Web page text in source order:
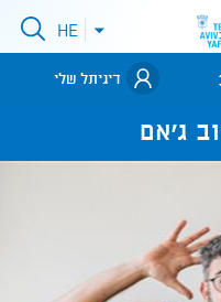
פתיחתHE
דיגיתל שלי
ג'אם